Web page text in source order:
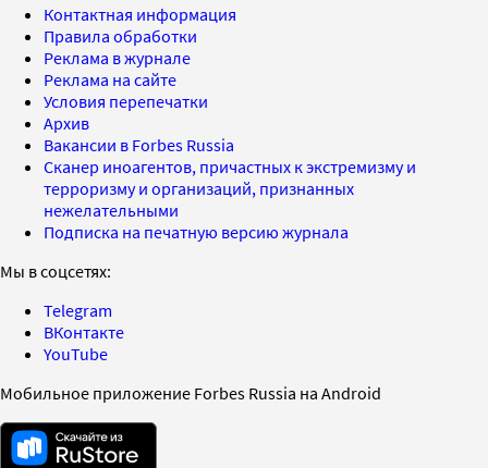
Контактная информация
Правила обработки
Реклама в журнале
Реклама на сайте
Условия перепечатки
Архив
Вакансии в Forbes Russia
Сканер иноагентов, причастных к экстремизму и
терроризму и организаций, признанных
нежелательными
Подписка на печатную версию журнала
Мы в соцсетях:
Telegram
ВКонтакте
YouTube
Мобильное приложение Forbes Russia на Android